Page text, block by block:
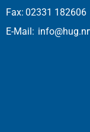
Fax: 02331 182606
E-Mail: